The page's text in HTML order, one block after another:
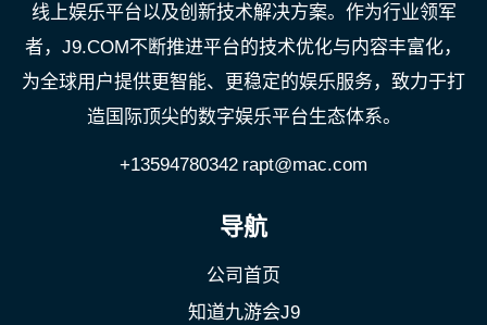
线上娱乐平台以及创新技术解决方案。作为行业领军
者，J9.COM不断推进平台的技术优化与内容丰富化，
为全球用户提供更智能、更稳定的娱乐服务，致力于打
造国际顶尖的数字娱乐平台生态体系。
+13594780342 rapt@mac.com
导航
公司首页
知道九游会J9